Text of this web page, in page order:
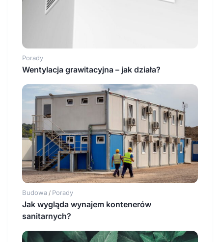
Porady
Wentylacja grawitacyjna – jak działa?
Budowa / Porady
Jak wygląda wynajem kontenerów
sanitarnych?